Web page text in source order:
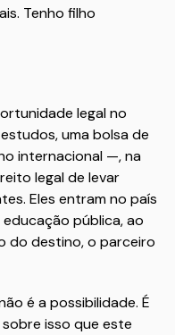
Tenho filho
legal no
uma bolsa de
internacional —, na
legal de levar
Eles entram no país
pública, ao
do destino, o parceiro
é a possibilidade. É
isso que este